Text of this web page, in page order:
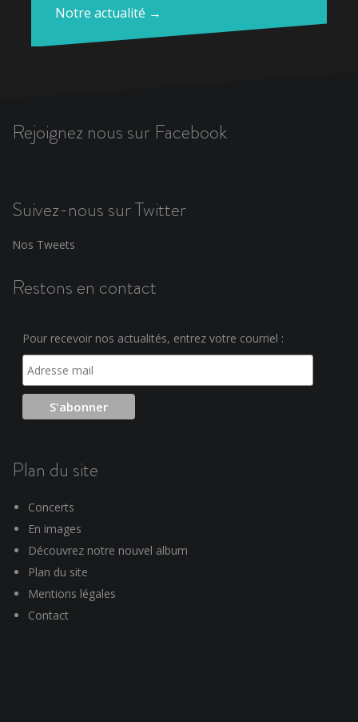
Notre actualité →
Rejoignez nous sur Facebook
Suivez-nous sur Twitter
Nos Tweets
Restons en contact
Pour recevoir nos actualités, entrez votre courriel :
Plan du site
Concerts
En images
Découvrez notre nouvel album
Plan du site
Mentions légales
Contact